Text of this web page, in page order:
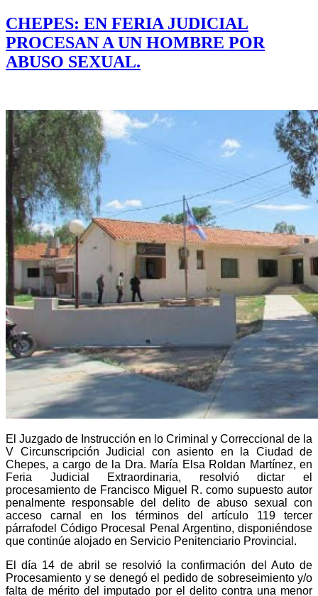
CHEPES: EN FERIA JUDICIAL
PROCESAN A UN HOMBRE POR
ABUSO SEXUAL.
El Juzgado de Instrucción en lo Criminal y Correccional de la
V Circunscripción Judicial con asiento en la Ciudad de
Chepes, a cargo de la Dra. María Elsa Roldan Martínez, en
Feria Judicial Extraordinaria, resolvió dictar el
procesamiento de Francisco Miguel R. como supuesto autor
penalmente responsable del delito de abuso sexual con
acceso carnal en los términos del artículo 119 tercer
párrafodel Código Procesal Penal Argentino, disponiéndose
que continúe alojado en Servicio Penitenciario Provincial.
El día 14 de abril se resolvió la confirmación del Auto de
Procesamiento y se denegó el pedido de sobreseimiento y/o
falta de mérito del imputado por el delito contra una menor